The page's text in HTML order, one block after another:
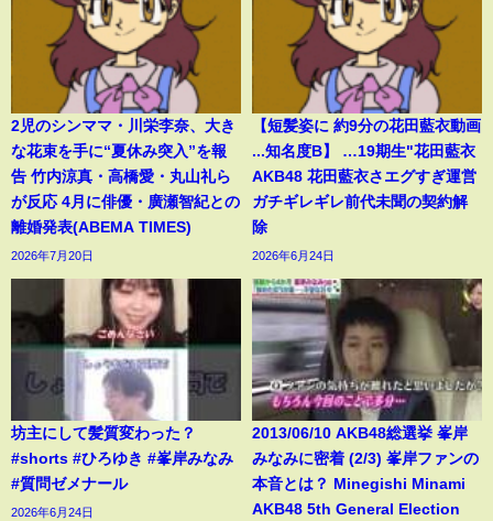
2児のシンママ・川栄李奈、大き
な花束を手に“夏休み突入”を報
告 竹内涼真・高橋愛・丸山礼ら
が反応 4月に俳優・廣瀬智紀との
離婚発表(ABEMA TIMES)
2026年7月20日
【短髪姿に 約9分の花田藍衣動画
...知名度B】 …19期生"花田藍衣
AKB48 花田藍衣さエグすぎ運営
ガチギレギレ前代未聞の契約解
除
2026年6月24日
坊主にして髪質変わった？
#shorts #ひろゆき #峯岸みなみ
#質問ゼメナール
2026年6月24日
2013/06/10 AKB48総選挙 峯岸
みなみに密着 (2/3) 峯岸ファンの
本音とは？ Minegishi Minami
AKB48 5th General Election